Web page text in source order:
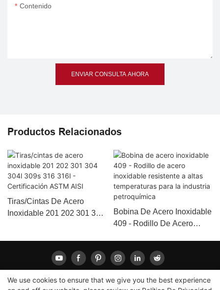
Contenido
ENVIAR CONSULTA AHORA
Productos Relacionados
Tiras/cintas De Acero
Inoxidable 201 202 301 304
Bobina De Acero Inoxidable
409 - Rodillo De Acero
Industria Petroquímica
We use cookies to ensure that we give you the best experience